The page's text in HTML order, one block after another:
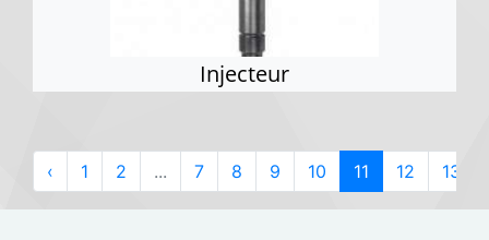
Injecteur
‹ 1 2 ... 7 8 9 10 11 12 13